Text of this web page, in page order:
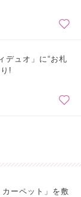
デュオ」に“お札
!
ーペット」を敷